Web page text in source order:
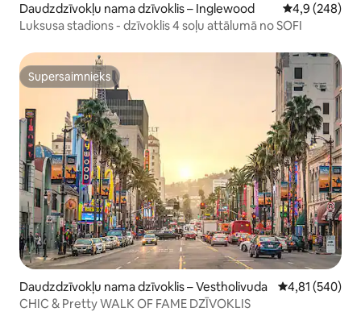
Daudzdzīvokļu nama dzīvoklis – Inglewood Vidējais
4,9 (248)
Luksusa stadions - dzīvoklis 4 soļu attālumā no SOFI
Supersaimnieks
Supersaimnieks
Daudzdzīvokļu nama dzīvoklis – Vestholivuda Vidējais
4,81 (540)
CHIC & Pretty WALK OF FAME DZĪVOKLIS